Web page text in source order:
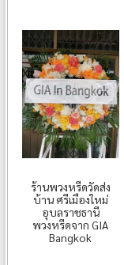
ร้านพวงหรีดวัดส่ง
บ้าน ศรีเมืองใหม่
อุบลราชธานี
พวงหรีดจาก GIA
Bangkok